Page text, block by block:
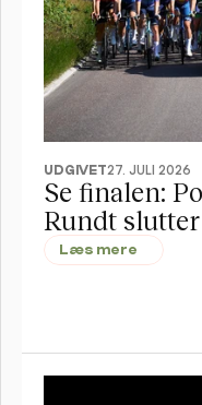
UDGIVET27. JULI 2026
Se finalen:
Rundt
Læs mere